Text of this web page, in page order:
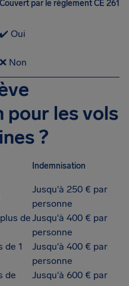
Couvert par le règlement CE 261
✔️ Oui
❌ Non
pour les vols
?
Indemnisation
Jusqu'à 250 € par
personne
deJusqu'à 400 € par
personne
de 1
Jusqu'à 400 € par
personne
de
Jusqu'à 600 € par